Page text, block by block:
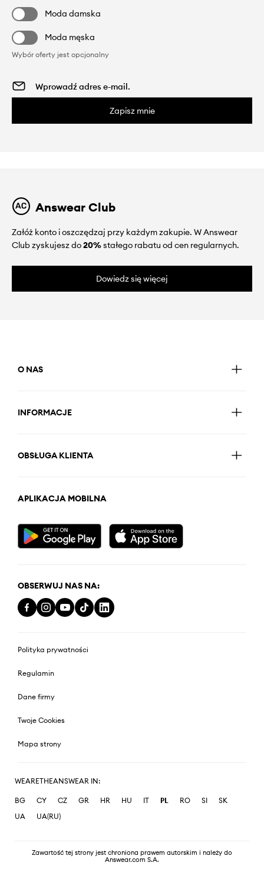
Moda damska
Moda męska
Wybór oferty jest opcjonalny
Zapisz mnie
Answear Club
Załóż konto i oszczędzaj przy każdym zakupie. W Answear
Club zyskujesz do20%stałego rabatu od cen regularnych.
Dowiedz się więcej
O NAS
INFORMACJE
OBSŁUGA KLIENTA
APLIKACJA MOBILNA
OBSERWUJ NAS NA:
Polityka prywatności
Regulamin
Dane firmy
Twoje Cookies
Mapa strony
WEARETHEANSWEAR IN:
BG CY CZ GR HR HU IT PL RO SI
SK
UA
UA(RU)
Zawartość tej strony jest chroniona prawem autorskim i należy do
Answear.com S.A.